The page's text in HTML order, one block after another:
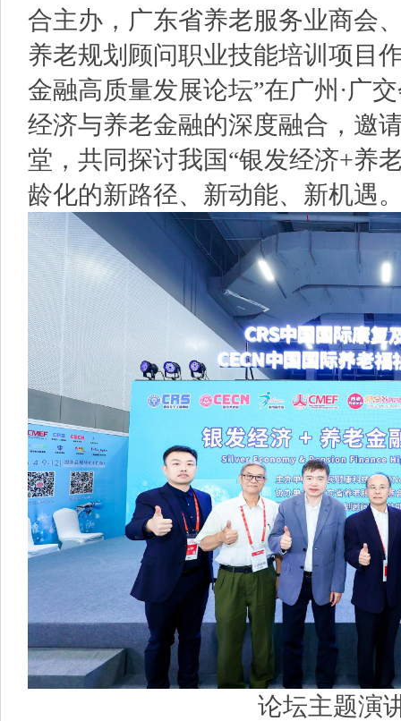
合主办，广东省养老服务业商会
养老规划顾问职业技能培训项目
金融高质量发展论坛”在广州·广
经济与养老金融的深度融合，邀
堂，共同探讨我国“银发经济+养
龄化的新路径、新动能、新机遇
论坛主题演